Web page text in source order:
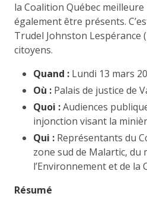
la Coalition Québec
également être présents.
Trudel Johnston Lespérance
citoyens.
Quand : Lundi 13 mars
Où : Palais de justice de
Quoi :Audiences
injonction visant la
Qui : Représentants du
zone sud de Malartic, du
l’Environnement et de la
Résumé